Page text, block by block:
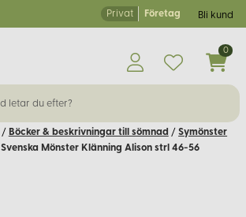
Privat Företag Bli kund
0
/ Böcker & beskrivningar till sömnad / Symönster
Svenska Mönster Klänning Alison strl 46-56